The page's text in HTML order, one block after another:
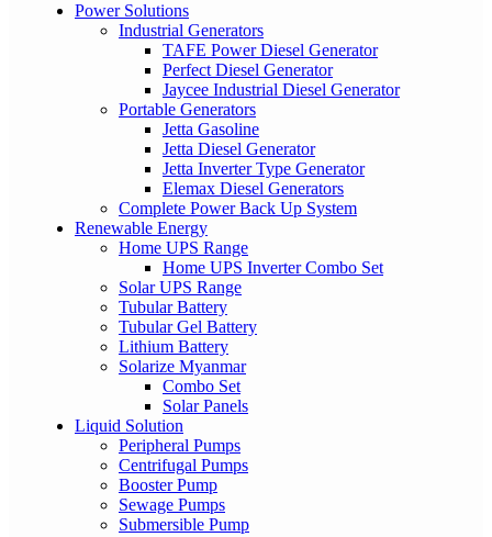
Power Solutions
Industrial Generators
TAFE Power Diesel Generator
Perfect Diesel Generator
Jaycee Industrial Diesel Generator
Portable Generators
Jetta Gasoline
Jetta Diesel Generator
Jetta Inverter Type Generator
Elemax Diesel Generators
Complete Power Back Up System
Renewable Energy
Home UPS Range
Home UPS Inverter Combo Set
Solar UPS Range
Tubular Battery
Tubular Gel Battery
Lithium Battery
Solarize Myanmar
Combo Set
Solar Panels
Liquid Solution
Peripheral Pumps
Centrifugal Pumps
Booster Pump
Sewage Pumps
Submersible Pump